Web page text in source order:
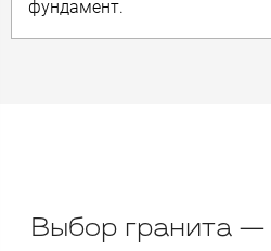
фундамент.
Выбор гранита —